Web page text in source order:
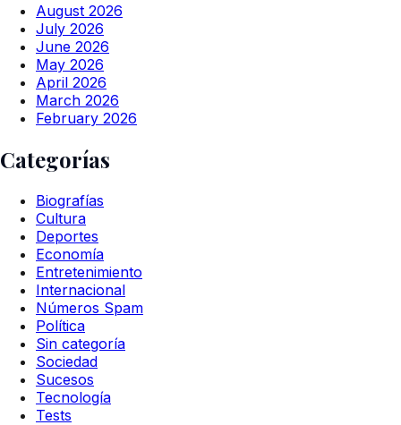
August 2026
July 2026
June 2026
May 2026
April 2026
March 2026
February 2026
Categorías
Biografías
Cultura
Deportes
Economía
Entretenimiento
Internacional
Números Spam
Política
Sin categoría
Sociedad
Sucesos
Tecnología
Tests